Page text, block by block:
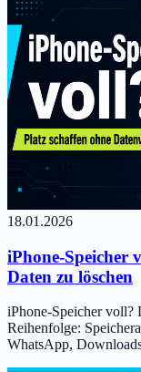
18.01.2026
iPhone-Speicher
Daten zu löschen
iPhone-Speicher voll?
Reihenfolge:
WhatsApp,